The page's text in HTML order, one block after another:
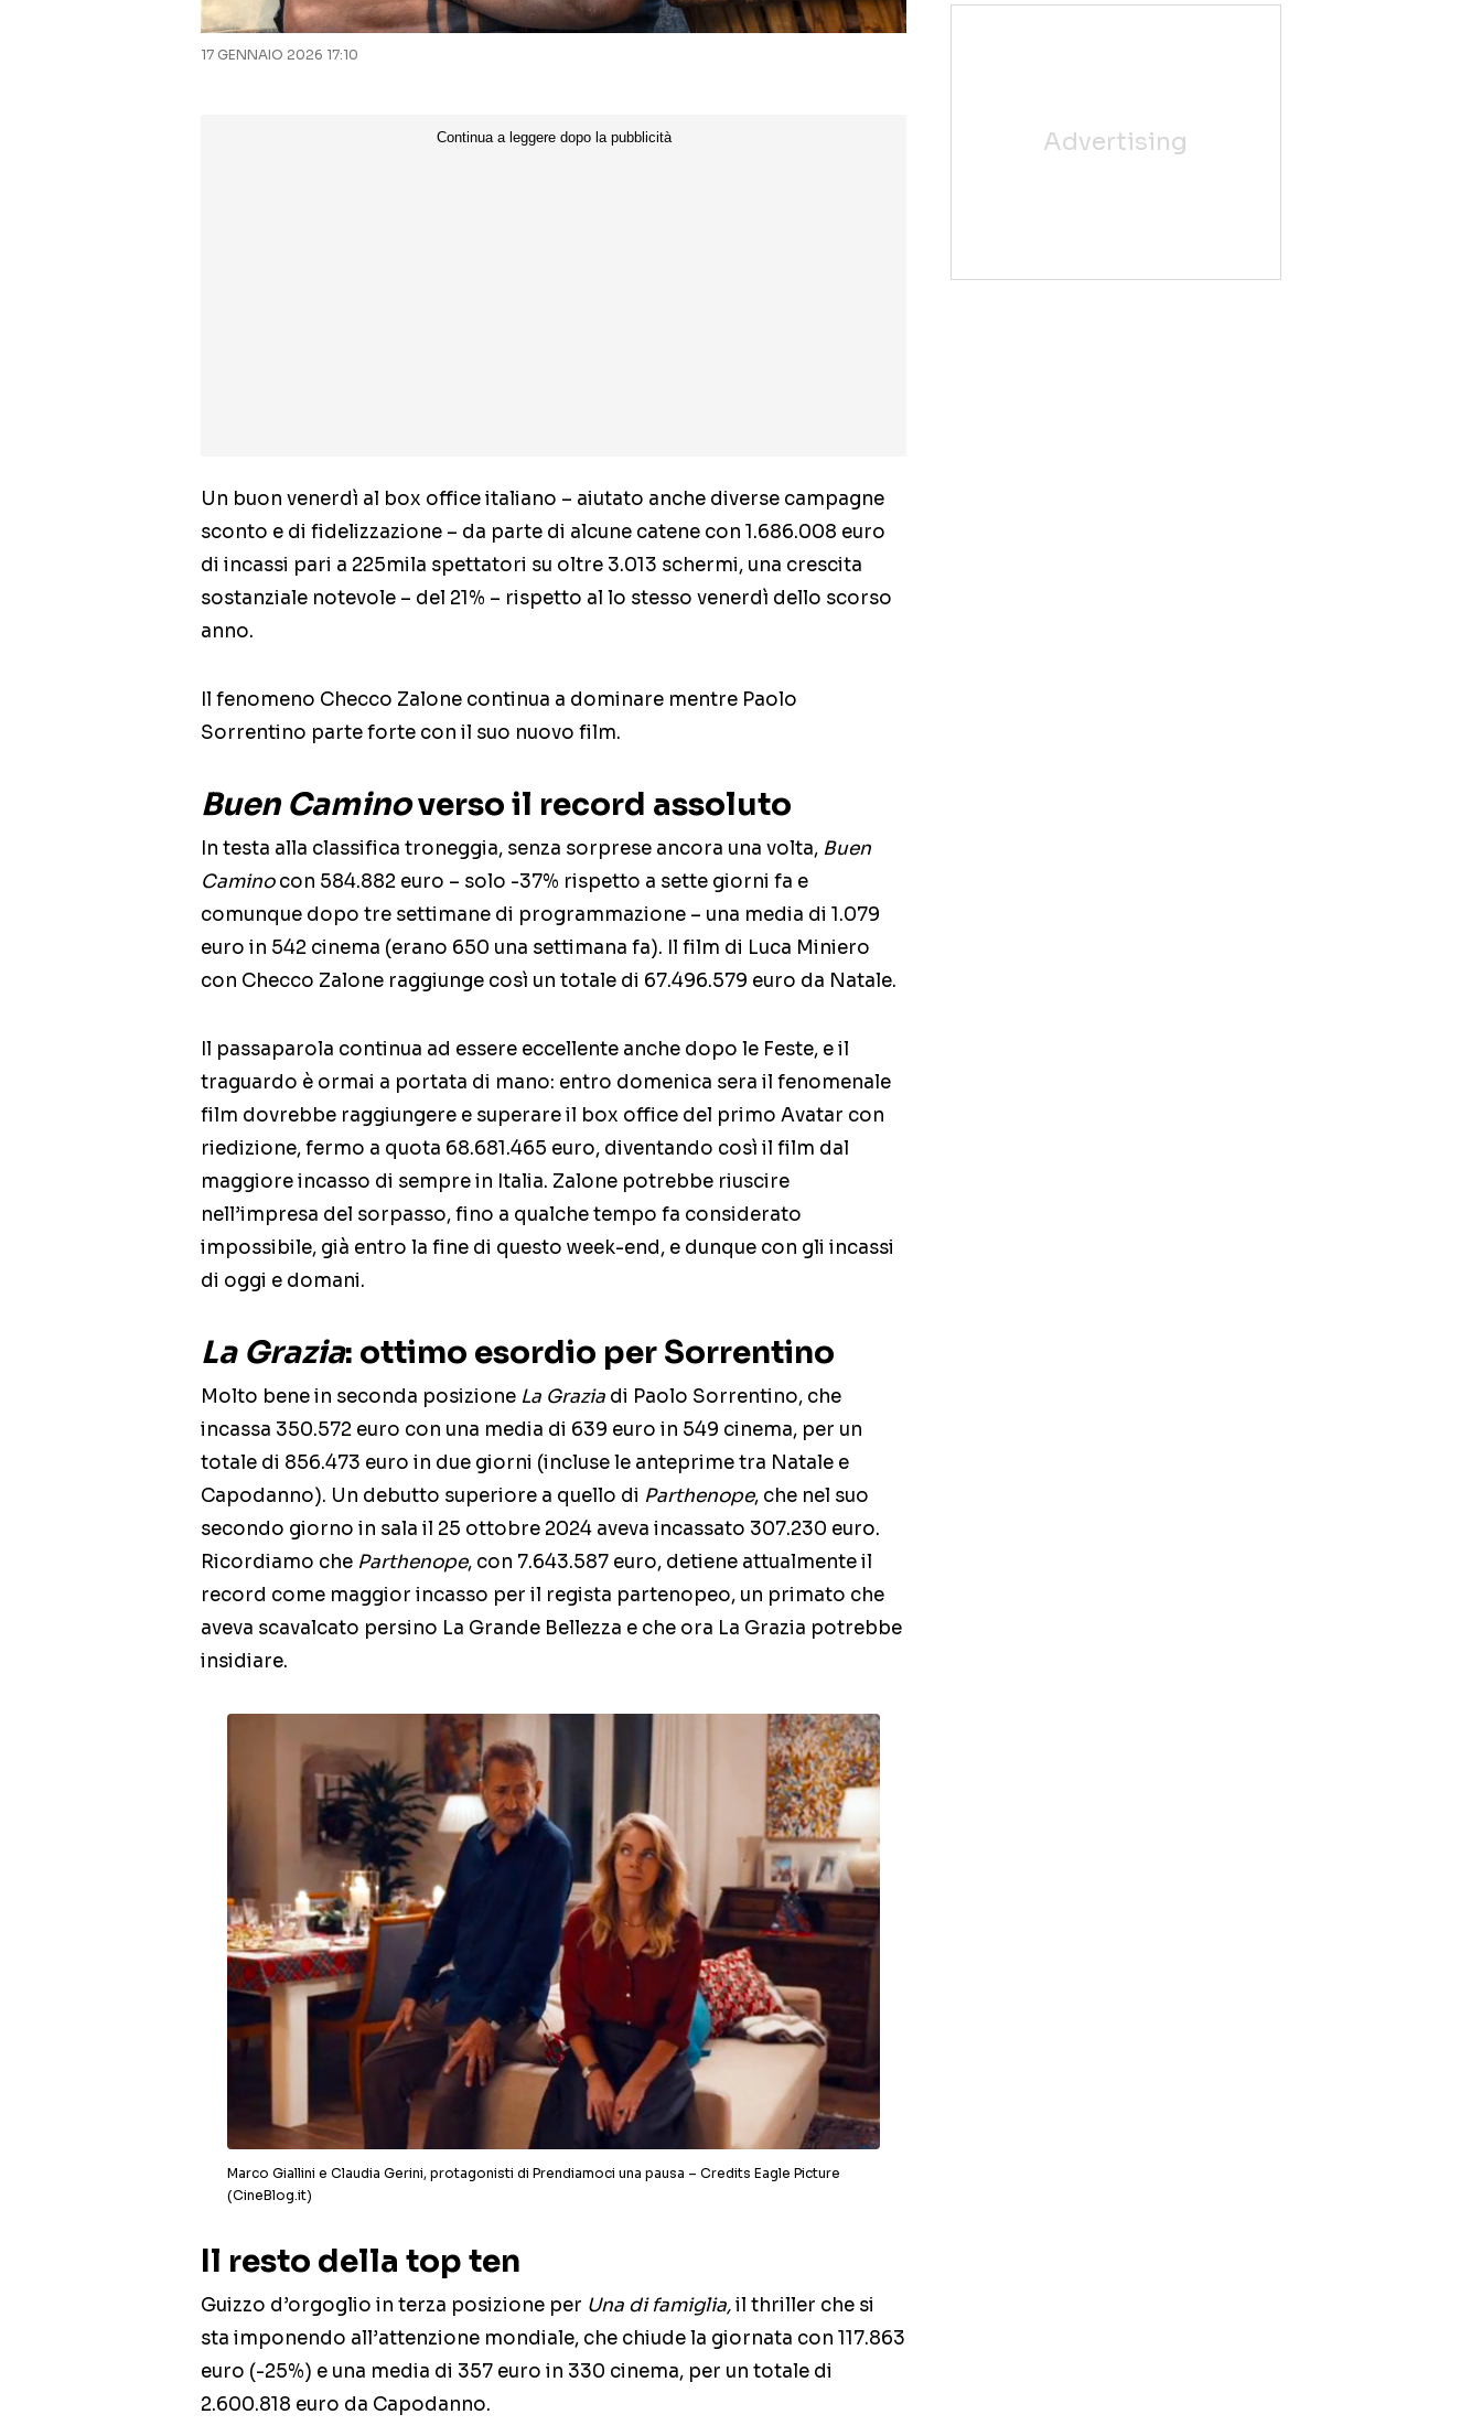
17 GENNAIO 2026 17:10
Un buon venerdì al box office italiano – aiutato anche diverse campagne
sconto e di fidelizzazione – da parte di alcune catene con 1.686.008 euro
di incassi pari a 225mila spettatori su oltre 3.013 schermi, una crescita
sostanziale notevole – del 21% – rispetto al lo stesso venerdì dello scorso
anno.
Il fenomeno Checco Zalone continua a dominare mentre Paolo
Sorrentino parte forte con il suo nuovo film.
Buen Caminoverso il record assoluto
In testa alla classifica troneggia, senza sorprese ancora una volta, Buen
Caminocon 584.882 euro – solo -37% rispetto a sette giorni fa e
comunque dopo tre settimane di programmazione – una media di 1.079
euro in 542 cinema (erano 650 una settimana fa). Il film di Luca Miniero
con Checco Zalone raggiunge così un totale di 67.496.579 euro da Natale.
Il passaparola continua ad essere eccellente anche dopo le Feste, e il
traguardo è ormai a portata di mano: entro domenica sera il fenomenale
film dovrebbe raggiungere e superare il box office del primo Avatar con
riedizione, fermo a quota 68.681.465 euro, diventando così il film dal
maggiore incasso di sempre in Italia. Zalone potrebbe riuscire
nell’impresa del sorpasso, fino a qualche tempo fa considerato
impossibile, già entro la fine di questo week-end, e dunque con gli incassi
di oggi e domani.
La Grazia: ottimo esordio per Sorrentino
Molto bene in seconda posizione La Grazia di Paolo Sorrentino, che
incassa 350.572 euro con una media di 639 euro in 549 cinema, per un
totale di 856.473 euro in due giorni (incluse le anteprime tra Natale e
Capodanno). Un debutto superiore a quello di Parthenope, che nel suo
secondo giorno in sala il 25 ottobre 2024 aveva incassato 307.230 euro.
Ricordiamo che Parthenope, con 7.643.587 euro, detiene attualmente il
record come maggior incasso per il regista partenopeo, un primato che
aveva scavalcato persino La Grande Bellezza e che ora La Grazia potrebbe
insidiare.
Marco Giallini e Claudia Gerini, protagonisti di Prendiamoci una pausa – Credits Eagle Picture
(CineBlog.it)
Il resto della top ten
Guizzo d’orgoglio in terza posizione per Una di famiglia,il thriller che si
sta imponendo all’attenzione mondiale, che chiude la giornata con 117.863
euro (-25%) e una media di 357 euro in 330 cinema, per un totale di
2.600.818 euro da Capodanno.